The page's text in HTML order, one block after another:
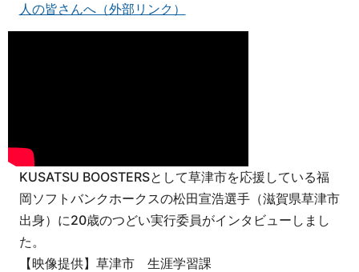
人の皆さんへ（外部リンク）
KUSATSU BOOSTERSとして草津市を応援している福
岡ソフトバンクホークスの松田宣浩選手（滋賀県草津市
出身）に20歳のつどい実行委員がインタビューしまし
た。
【映像提供】草津市 生涯学習課